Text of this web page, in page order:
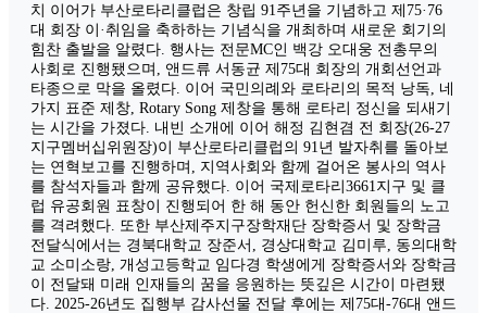
치 이어가 부산로타리클럽은 창립 91주년을 기념하고 제75·76
대 회장 이·취임을 축하하는 기념식을 개최하며 새로운 회기의
힘찬 출발을 알렸다. 행사는 전문MC인 백강 오대웅 전총무의
사회로 진행됐으며, 앤드류 서동균 제75대 회장의 개회선언과
타종으로 막을 올렸다. 이어 국민의례와 로타리의 목적 낭독, 네
가지 표준 제창, Rotary Song 제창을 통해 로타리 정신을 되새기
는 시간을 가졌다. 내빈 소개에 이어 해정 김현겸 전 회장(26-27
지구멤버십위원장)이 부산로타리클럽의 91년 발자취를 돌아보
는 연혁보고를 진행하며, 지역사회와 함께 걸어온 봉사의 역사
를 참석자들과 함께 공유했다. 이어 국제로타리3661지구 및 클
럽 유공회원 표창이 진행되어 한 해 동안 헌신한 회원들의 노고
를 격려했다. 또한 부산제주지구장학재단 장학증서 및 장학금
전달식에서는 경북대학교 장준서, 경상대학교 김미루, 동의대학
교 소미소랑, 개성고등학교 임다경 학생에게 장학증서와 장학금
이 전달돼 미래 인재들의 꿈을 응원하는 뜻깊은 시간이 마련됐
다. 2025-26년도 집행부 감사선물 전달 후에는 제75대-76대 앤드